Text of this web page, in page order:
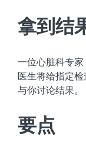
拿到结
一位心脏科专
医生将给指定
与你讨论结果。
要点